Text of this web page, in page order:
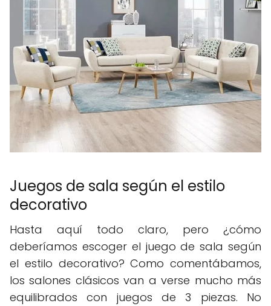
Juegos de sala según el estilo
decorativo
Hasta aquí todo claro, pero ¿cómo
deberíamos escoger el juego de sala según
el estilo decorativo? Como comentábamos,
los salones clásicos van a verse mucho más
equilibrados con juegos de 3 piezas. No